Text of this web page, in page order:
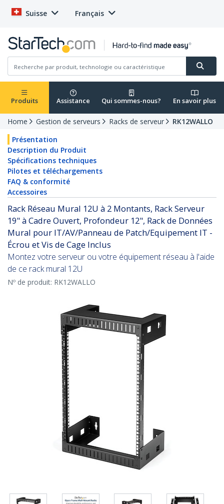
Suisse Français
Produits Assistance Qui sommes-nous? En savoir plus
Home Gestion de serveurs Racks de serveur
RK12WALLO
Présentation
Description du Produit
Spécifications techniques
Pilotes et téléchargements
FAQ & conformité
Accessoires
Rack Réseau Mural 12U à 2 Montants, Rack Serveur
19" à Cadre Ouvert, Profondeur 12", Rack de Données
Mural pour IT/AV/Panneau de Patch/Equipement IT -
Écrou et Vis de Cage Inclus
Montez votre serveur ou votre équipement réseau à l'aide
de ce rack mural 12U
Nº de produit: RK12WALLO